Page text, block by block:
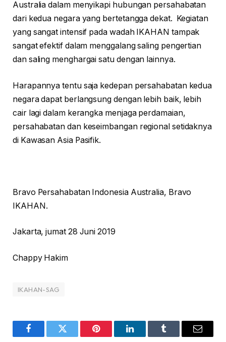
Australia dalam menyikapi hubungan persahabatan
dari kedua negara yang bertetangga dekat. Kegiatan
yang sangat intensif pada wadah IKAHAN tampak
sangat efektif dalam menggalang saling pengertian
dan saling menghargai satu dengan lainnya.
Harapannya tentu saja kedepan persahabatan kedua
negara dapat berlangsung dengan lebih baik, lebih
cair lagi dalam kerangka menjaga perdamaian,
persahabatan dan keseimbangan regional setidaknya
di Kawasan Asia Pasifik.
Bravo Persahabatan Indonesia Australia, Bravo
IKAHAN.
Jakarta, jumat 28 Juni 2019
Chappy Hakim
IKAHAN-SAG
FacebookTwitter Pinterest LinkedInTumblr Email